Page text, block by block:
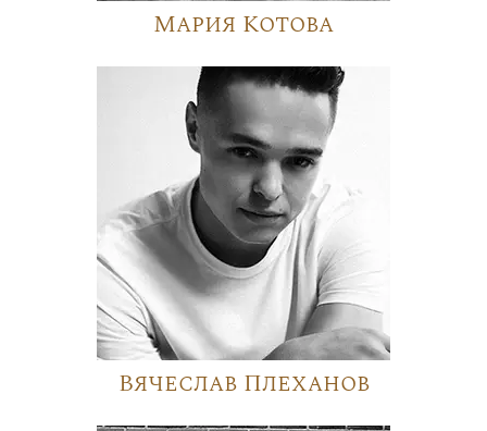
Мария Котова
Вячеслав Плеханов